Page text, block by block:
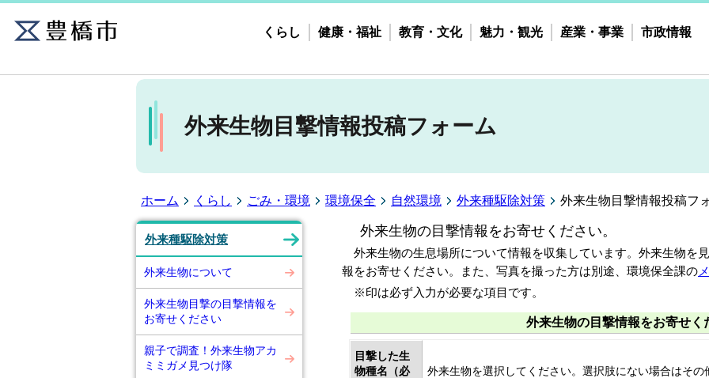
くらし 健康・福祉 教育・文化 魅力・観光 産業・事業 市政情報
外来生物目撃情報投稿フォーム
ホーム くらし ごみ・環境 環境保全 自然環境 外来種駆除対策 外来生物目撃情報投稿フ
外来種駆除対策
外来生物について
外来生物目撃の目撃情報を
お寄せください
親子で調査！外来生物アカ
ミミガメ見つけ隊
外来生物の目撃情報をお寄せください。
外来生物の生息場所について情報を収集しています。外来生物を
報をお寄せください。また、写真を撮った方は別途、環境保全課の
※印は必ず入力が必要な項目です。
外来生物の目撃情報をお寄せく
目撃した生
物種名（必
外来生物を選択してください。選択肢にない場合はその